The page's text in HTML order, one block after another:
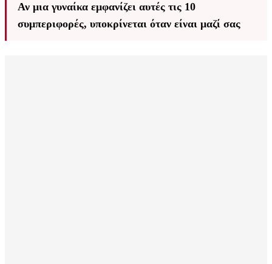
Αν μια γυναίκα εμφανίζει αυτές τις 10
συμπεριφορές, υποκρίνεται όταν είναι μαζί σας